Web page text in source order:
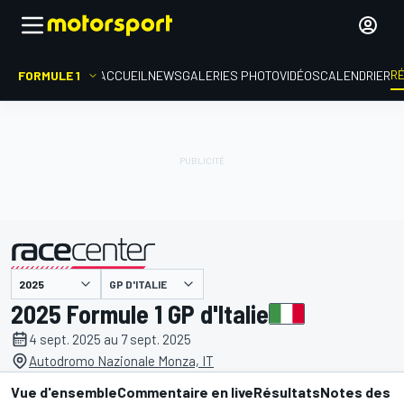
FORMULE 1 ACCUEIL NEWSGALERIES PHOTOVIDÉOSCALENDRIER
présenté par GP D'ITALIE
2025 Formule 1 GP d'Italie
4 sept. 2025 au 7 sept. 2025
Autodromo Nazionale Monza, IT
Vue d'ensembleCommentaire en liveRésultatsNotes des